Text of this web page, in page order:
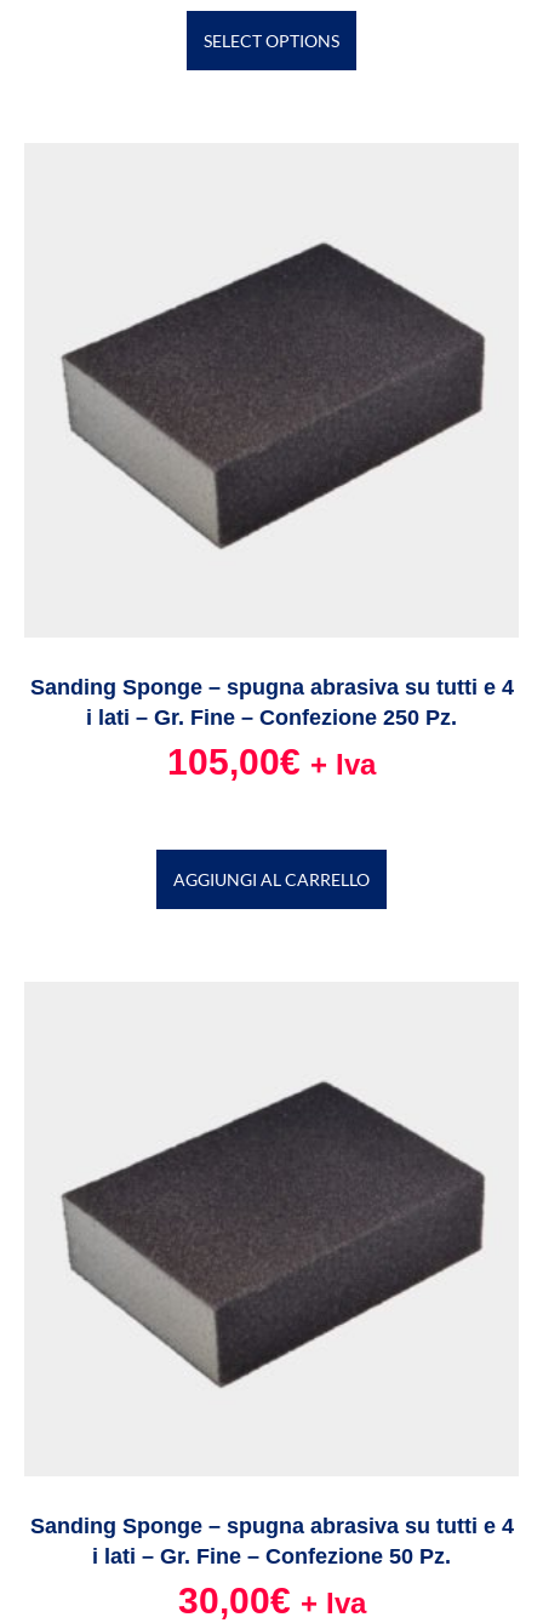
SELECT OPTIONS
Sanding Sponge – spugna abrasiva su tutti e 4
i lati – Gr. Fine – Confezione 250 Pz.
105,00€ + Iva
AGGIUNGI AL CARRELLO
Sanding Sponge – spugna abrasiva su tutti e 4
i lati – Gr. Fine – Confezione 50 Pz.
30,00€ + Iva